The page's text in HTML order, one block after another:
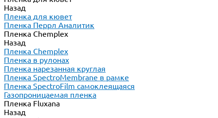
Назад
Пленка для кювет
Пленка Перрл Аналитик
Пленка Chemplex
Назад
Пленка Chemplex
Пленка в рулонах
Пленка нарезанная круглая
Пленка SpectroMembrane в рамке
Пленка SpectroFilm самоклеящаяся
Газопроницаемая пленка
Пленка Fluxana
Назад